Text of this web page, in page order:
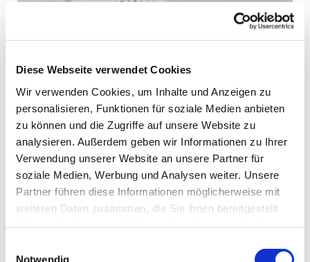
Diese Webseite verwendet Cookies
Wir verwenden Cookies, um Inhalte und Anzeigen zu
personalisieren, Funktionen für soziale Medien anbieten
zu können und die Zugriffe auf unsere Website zu
analysieren. Außerdem geben wir Informationen zu Ihrer
Verwendung unserer Website an unsere Partner für
soziale Medien, Werbung und Analysen weiter. Unsere
Partner führen diese Informationen möglicherweise mit
weiteren Daten zusammen, die Sie ihnen bereitgestellt
Notwendig
Donnerstag, 17. Juni 2027, 11:00
Uhr
Gemeindezentrum Herz Jesu,
Düngelstr. 34, 44623 Herne